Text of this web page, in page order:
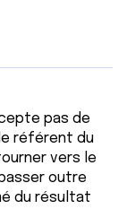
pas de
référent du
vers le
outre
du résultat